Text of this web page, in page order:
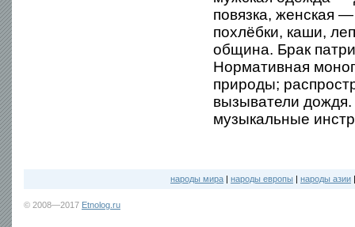
повязка, женская
похлёбки, каши,
община. Брак
Нормативная
природы;
вызыватели
музыкальные
народы мира | народы европы | народы азии
© 2008—2017 Etnolog.ru